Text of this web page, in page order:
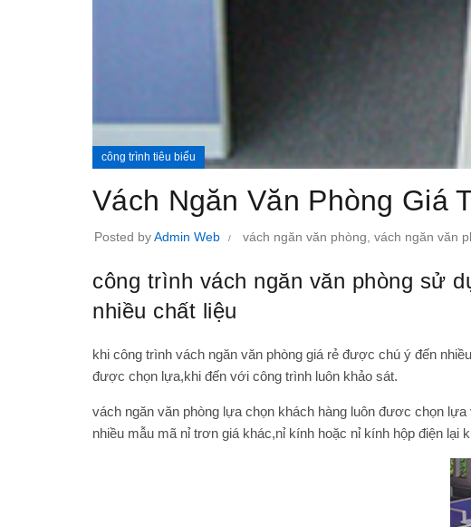
công trình tiêu biểu
Vách Ngăn Văn Phòng Giá
Posted byAdmin Web vách ngăn văn phòng vách ngăn văn
công trình vách ngăn văn phòng sử
nhiều chất liệu
khi công trình vách ngăn văn phòng giá rẻ được chú ý đến
được chọn lựa,khi đến với công trình luôn khảo sát.
vách ngăn văn phòng lựa chọn khách hàng luôn đươc chọn
nhiều mẫu mã nỉ trơn giá khác,nỉ kính hoặc nỉ kính hộp điện lại